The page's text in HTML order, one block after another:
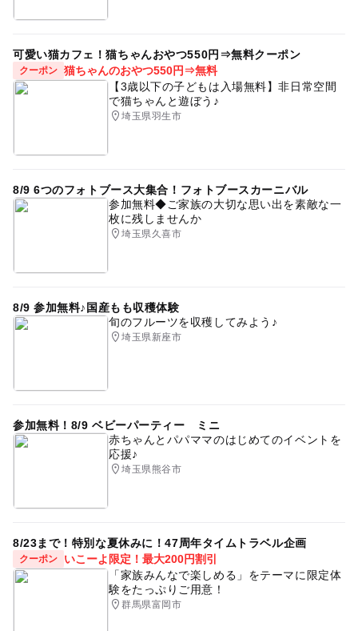
可愛い猫カフェ！猫ちゃんおやつ550円⇒無料クーポン
クーポン 猫ちゃんのおやつ550円⇒無料
【3歳以下の子どもは入場無料】非日常空間
で猫ちゃんと遊ぼう♪
埼玉県羽生市
8/9 6つのフォトブース大集合！フォトブースカーニバル
参加無料◆ご家族の大切な思い出を素敵な一
枚に残しませんか
埼玉県久喜市
8/9 参加無料♪国産もも収穫体験
旬のフルーツを収穫してみよう♪
埼玉県新座市
参加無料！8/9 ベビーパーティー ミニ
赤ちゃんとパパママのはじめてのイベントを
応援♪
埼玉県熊谷市
8/23まで！特別な夏休みに！47周年タイムトラベル企画
クーポン
いこーよ限定！最大200円割引
「家族みんなで楽しめる」をテーマに限定体
験をたっぷりご用意！
群馬県富岡市